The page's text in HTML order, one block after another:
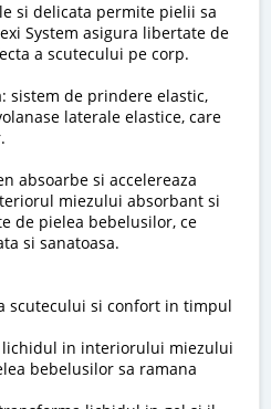
si delicata permite pielii sa
System asigura libertate de
a scutecului pe corp.
sistem de prindere elastic,
laterale elastice, care
absoarbe si accelereaza
miezului absorbant si
de pielea bebelusilor, ce
si sanatoasa.
scutecului si confort in timpul
in interiorului miezului
bebelusilor sa ramana